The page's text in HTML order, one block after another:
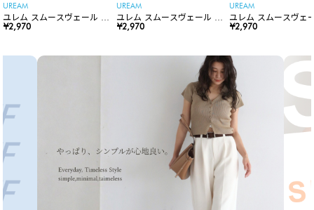
UREAM
ユレム スムースヴェール リ
ップスティック
¥2,970
UREAM
ユレム スムースヴェール リ
ップスティック
¥2,970
UREAM
ユレム スムースヴェ
ップスティック
¥2,970